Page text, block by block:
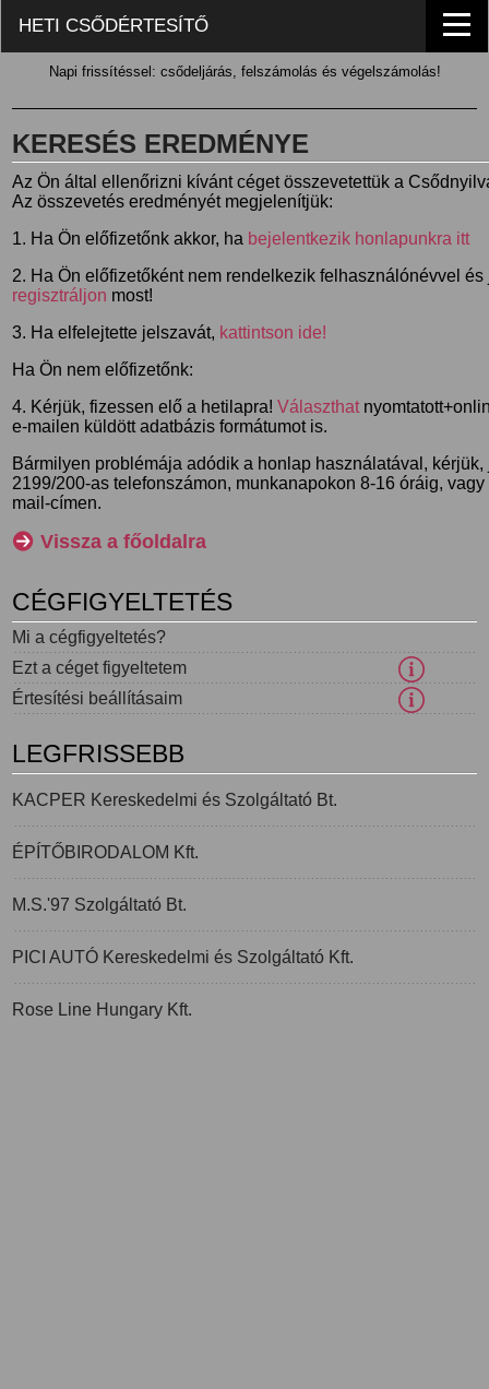
HETI CSŐDÉRTESÍTŐ
Napi frissítéssel: csődeljárás, felszámolás és végelszámolás!
KERESÉS EREDMÉNYE
Az Ön által ellenőrizni kívánt céget összevetettük a
Az összevetés eredményét megjelenítjük:
1. Ha Ön előfizetőnk akkor, ha bejelentkezik honlapunkra itt
2. Ha Ön előfizetőként nem rendelkezik felhasználónévvel
regisztráljon most!
3. Ha elfelejtette jelszavát, kattintson ide!
Ha Ön nem előfizetőnk:
4. Kérjük, fizessen elő a hetilapra!Választhat
e-mailen küldött adatbázis formátumot is.
Bármilyen problémája adódik a honlap használatával,
2199/200-as telefonszámon, munkanapokon 8-16 óráig,
mail-címen.
Vissza a főoldalra
CÉGFIGYELTETÉS
Mi a cégfigyeltetés?
Ezt a céget figyeltetem
Értesítési beállításaim
LEGFRISSEBB
KACPER Kereskedelmi és Szolgáltató Bt.
ÉPÍTŐBIRODALOM Kft.
M.S.'97 Szolgáltató Bt.
PICI AUTÓ Kereskedelmi és Szolgáltató Kft.
Rose Line Hungary Kft.